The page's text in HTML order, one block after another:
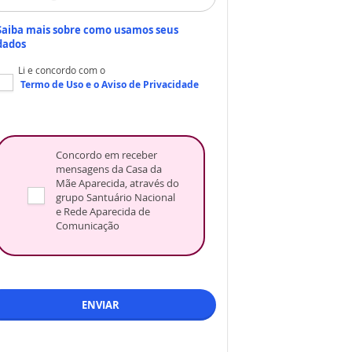
mais sobre como usamos seus
Li e concordo com o
Termo de Usoe oAviso de Privacidade
Concordo em receber
mensagens da Casa da
Mãe Aparecida, através do
grupo Santuário Nacional
e Rede Aparecida de
Comunicação
ENVIAR